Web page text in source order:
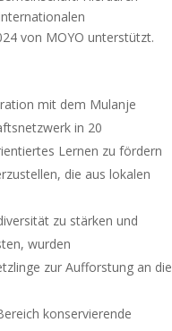
von MOYO unterstützt.
mit dem Mulanje
in 20
Lernen zu fördern
die aus lokalen
zu stärken und
wurden
zur Aufforstung an die
konservierende